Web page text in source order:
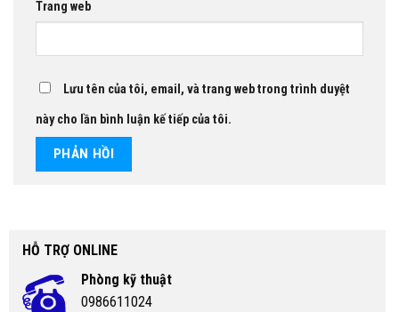
Trang web
Lưu tên của tôi, email, và trang web trong trình duyệt
này cho lần bình luận kế tiếp của tôi.
HỖ TRỢ ONLINE
Phòng kỹ thuật
0986611024